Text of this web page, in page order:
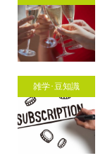
雑学･豆知識